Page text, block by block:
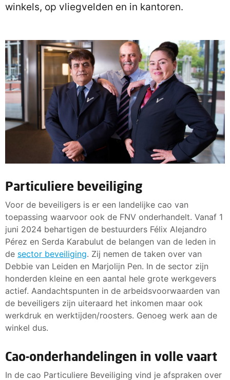
winkels, op vliegvelden en in kantoren.
Particuliere beveiliging
Voor de beveiligers is er een landelijke cao van
toepassing waarvoor ook de FNV onderhandelt. Vanaf 1
juni 2024 behartigen de bestuurders Félix Alejandro
Pérez en Serda Karabulut de belangen van de leden in
de sector beveiliging. Zij nemen de taken over van
Debbie van Leiden en Marjolijn Pen. In de sector zijn
honderden kleine en een aantal hele grote werkgevers
actief. Aandachtspunten in de arbeidsvoorwaarden van
de beveiligers zijn uiteraard het inkomen maar ook
werkdruk en werktijden/roosters. Genoeg werk aan de
winkel dus.
Cao-onderhandelingen in volle vaart
In de cao Particuliere Beveiliging vind je afspraken over